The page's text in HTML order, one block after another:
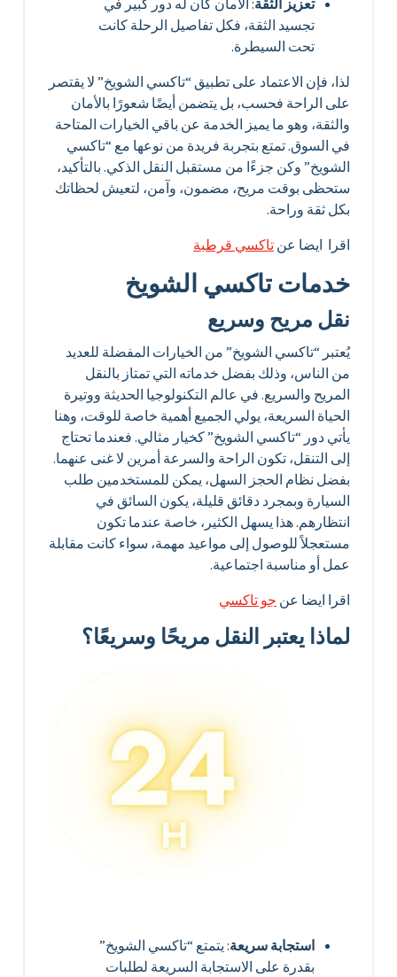
تجسيد الثقة، فكل تفاصيل الرحلة كانت
تحت السيطرة.
لذا، فإن الاعتماد على تطبيق “تاكسي الشويخ” لا يقتصر
على الراحة فحسب، بل يتضمن أيضًا شعورًا بالأمان
والثقة، وهو ما يميز الخدمة عن باقي الخيارات المتاحة
في السوق. تمتع بتجربة فريدة من نوعها مع “تاكسي
الشويخ” وكن جزءًا من مستقبل النقل الذكي. بالتأكيد،
ستحظى بوقت مريح، مضمون، وآمن، لتعيش لحظاتك
بكل ثقة وراحة.
اقرا ايضا عنتاكسي قرطبة
خدمات تاكسي الشويخ
نقل مريح وسريع
يُعتبر “تاكسي الشويخ” من الخيارات المفضلة للعديد
من الناس، وذلك بفضل خدماته التي تمتاز بالنقل
المريح والسريع. في عالم التكنولوجيا الحديثة ووتيرة
الحياة السريعة، يولي الجميع أهمية خاصة للوقت، وهنا
يأتي دور “تاكسي الشويخ” كخيار مثالي. فعندما تحتاج
إلى التنقل، تكون الراحة والسرعة أمرين لا غنى عنهما.
بفضل نظام الحجز السهل، يمكن للمستخدمين طلب
السيارة وبمجرد دقائق قليلة، يكون السائق في
انتظارهم. هذا يسهل الكثير، خاصة عندما تكون
مستعجلاً للوصول إلى مواعيد مهمة، سواء كانت مقابلة
عمل أو مناسبة اجتماعية.
اقرا ايضا عنجو تاكسي
لماذا يعتبر النقل مريحًا وسريعًا؟
استجابة سريعة: يتمتع “تاكسي الشويخ”
بقدرة على الاستجابة السريعة لطلبات